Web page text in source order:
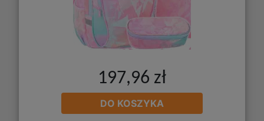
197,96 zł
DO KOSZYKA